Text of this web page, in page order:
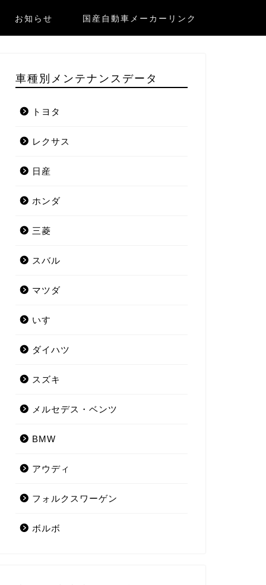
お知らせ 国産自動車メーカーリンク
車種別メンテナンスデータ
トヨタ
レクサス
日産
ホンダ
三菱
スバル
マツダ
いすゞ
ダイハツ
スズキ
メルセデス・ベンツ
BMW
アウディ
フォルクスワーゲン
ボルボ